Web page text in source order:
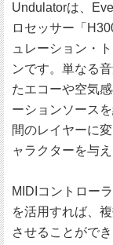
Undulatorは、
ロセッサー「
ュレーション・
ンです。単なる
たエコーや空気
ーションソース
間のレイヤーに
ャラクターを与
MIDIコントロー
を活用すれば、
させることがで